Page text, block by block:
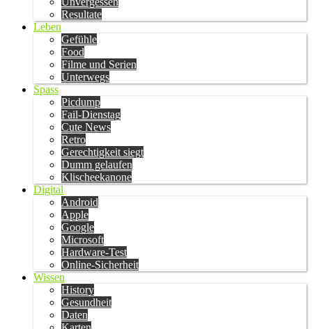
Resultate
Leben
Gefühle
Food
Filme und Serien
Unterwegs
Spass
Picdump
Fail-Dienstag
Cute News
Retro
Gerechtigkeit siegt
Dumm gelaufen
Klischeekanone
Digital
Android
Apple
Google
Microsoft
Hardware-Test
Online-Sicherheit
Wissen
History
Gesundheit
Daten